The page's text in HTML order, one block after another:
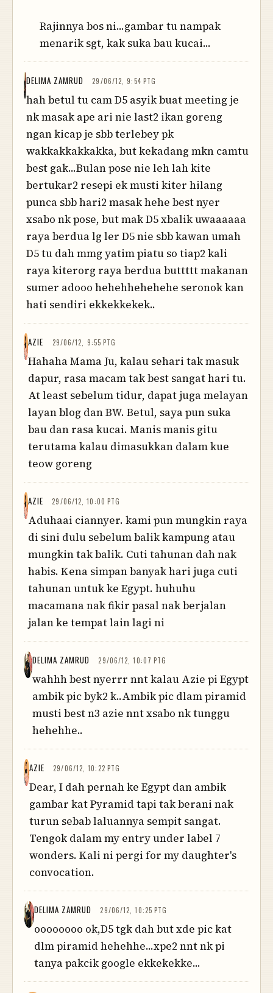
Rajinnya bos ni...gambar tu nampak
menarik sgt, kak suka bau kucai...
DELIMA ZAMRUD 29/06/12, 9:54 PTG
hah betul tu cam D5 asyik buat meeting je
nk masak ape ari nie last2 ikan goreng
ngan kicap je sbb terlebey pk
wakkakkakkakka, but kekadang mkn camtu
best gak...Bulan pose nie leh lah kite
bertukar2 resepi ek musti kiter hilang
punca sbb hari2 masak hehe best nyer
xsabo nk pose, but mak D5 xbalik uwaaaaaa
raya berdua lg ler D5 nie sbb kawan umah
D5 tu dah mmg yatim piatu so tiap2 kali
raya kiterorg raya berdua buttttt makanan
sumer adooo hehehhehehehe seronok kan
hati sendiri ekkekkekek..
AZIE 29/06/12, 9:55 PTG
Hahaha Mama Ju, kalau sehari tak masuk
dapur, rasa macam tak best sangat hari tu.
At least sebelum tidur, dapat juga melayan
layan blog dan BW. Betul, saya pun suka
bau dan rasa kucai. Manis manis gitu
terutama kalau dimasukkan dalam kue
teow goreng
AZIE 29/06/12, 10:00 PTG
Aduhaai ciannyer. kami pun mungkin raya
di sini dulu sebelum balik kampung atau
mungkin tak balik. Cuti tahunan dah nak
habis. Kena simpan banyak hari juga cuti
tahunan untuk ke Egypt. huhuhu
macamana nak fikir pasal nak berjalan
jalan ke tempat lain lagi ni
DELIMA ZAMRUD 29/06/12, 10:07 PTG
wahhh best nyerrr nnt kalau Azie pi Egypt
ambik pic byk2 k..Ambik pic dlam piramid
musti best n3 azie nnt xsabo nk tunggu
hehehhe..
AZIE 29/06/12, 10:22 PTG
Dear, I dah pernah ke Egypt dan ambik
gambar kat Pyramid tapi tak berani nak
turun sebab laluannya sempit sangat.
Tengok dalam my entry under label 7
wonders. Kali ni pergi for my daughter's
convocation.
DELIMA ZAMRUD 29/06/12, 10:25 PTG
oooooooo ok,D5 tgk dah but xde pic kat
dlm piramid hehehhe...xpe2 nnt nk pi
tanya pakcik google ekkekekke...